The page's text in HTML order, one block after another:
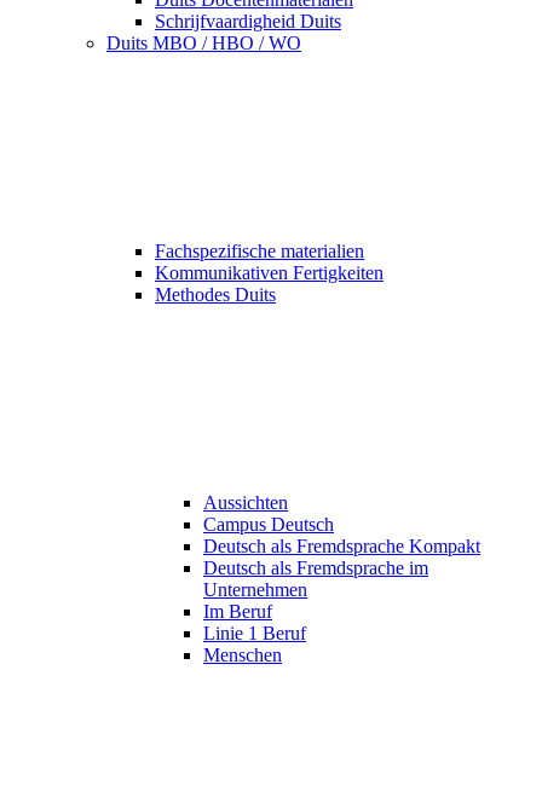
Schrijfvaardigheid Duits
Duits MBO / HBO / WO
Fachspezifische materialien
Kommunikativen Fertigkeiten
Methodes Duits
Aussichten
Campus Deutsch
Deutsch als Fremdsprache Kompakt
Deutsch als Fremdsprache im
Unternehmen
Im Beruf
Linie 1 Beruf
Menschen